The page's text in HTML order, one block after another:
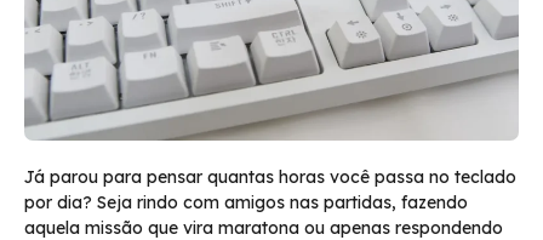
Já parou para pensar quantas horas você passa no teclado
por dia? Seja rindo com amigos nas partidas, fazendo
aquela missão que vira maratona ou apenas respondendo